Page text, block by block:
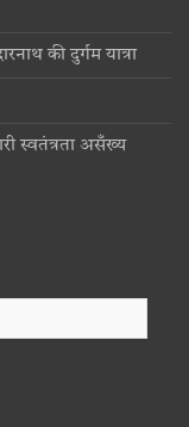
की दुर्गम यात्रा
स्वतंत्रता असँख्य